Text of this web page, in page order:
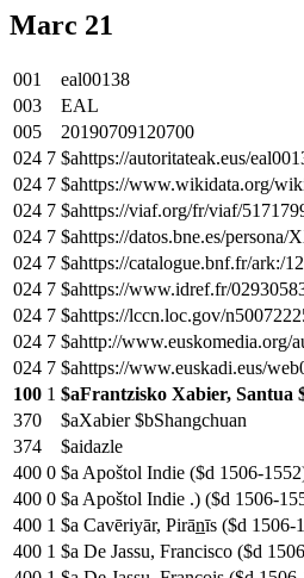
Marc 21
001
eal00138
003
EAL
005
20190709120700
024 7 $ahttps://autoritateak.eus/
024 7 $ahttps://www.wikidata.org/
024 7 $ahttps://viaf.org/fr/viaf/
024 7 $ahttps://datos.bne.es/
024 7 $ahttps://catalogue.bnf.fr/ark:/
024 7 $ahttps://www.idref.fr/
024 7 $ahttps://lccn.loc.gov/
024 7 $ahttp://www.euskomedia.org/
024 7 $ahttps://www.euskadi.eus/
100 1 $aFrantzisko Xabier, Santua
370
$aXabier $bShangchuan
374
$aidazle
400 0 $a Apoštol Indie ($d 1506-
400 0 $a Apoštol Indie .) ($d 1506-
400 1 $a Cavēriyār, Pirān̲īs ($d 1506-
400 1 $a De Jassu, Francisco ($d